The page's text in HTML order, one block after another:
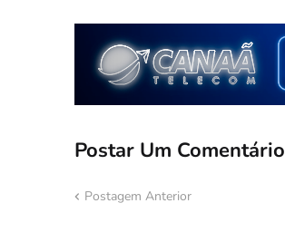
Postar Um Comentário
Postagem Anterior